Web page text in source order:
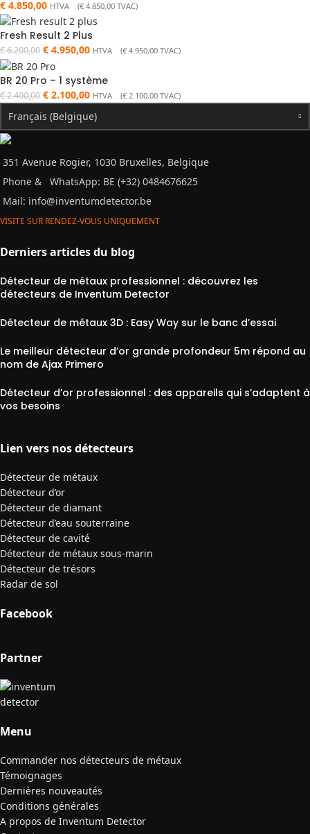
€ 4.850,00 HTVA (€ 4.850,00 TVAC)
Fresh Result 2 Plus
€6.200,00 € 4.950,00 HTVA (€ 4.950,00 TVAC)
BR 20 Pro – 1 système
€2.400,00 € 2.100,00 HTVA (€ 2.100,00 TVAC)
Français (Belgique)
351 Avenue Rogier, 1030 Bruxelles, Belgique
Phone &
WhatsApp: BE (+32) 0484676625
Mail: info@inventumdetector.be
VISITE SUR RENDEZ-VOUS UNIQUEMENT
Derniers articles du blog
Détecteur de métaux professionnel : découvrez les
détecteurs de Inventum Detector
Détecteur de métaux 3D : Easy Way sur le banc d’essai
Le meilleur détecteur d’or grande profondeur 5m répond au
nom de Ajax Primero
Détecteur d’or professionnel : des appareils qui s’adaptent à
vos besoins
Lien vers nos détecteurs
Détecteur de métaux
Détecteur d’or
Détecteur de diamant
Détecteur d’eau souterraine
Détecteur de cavité
Détecteur de métaux sous-marin
Détecteur de trésors
Radar de sol
Facebook
Partner
Menu
Commander nos détecteurs de métaux
Témoignages
Dernières nouveautés
Conditions générales
A propos de Inventum Detector